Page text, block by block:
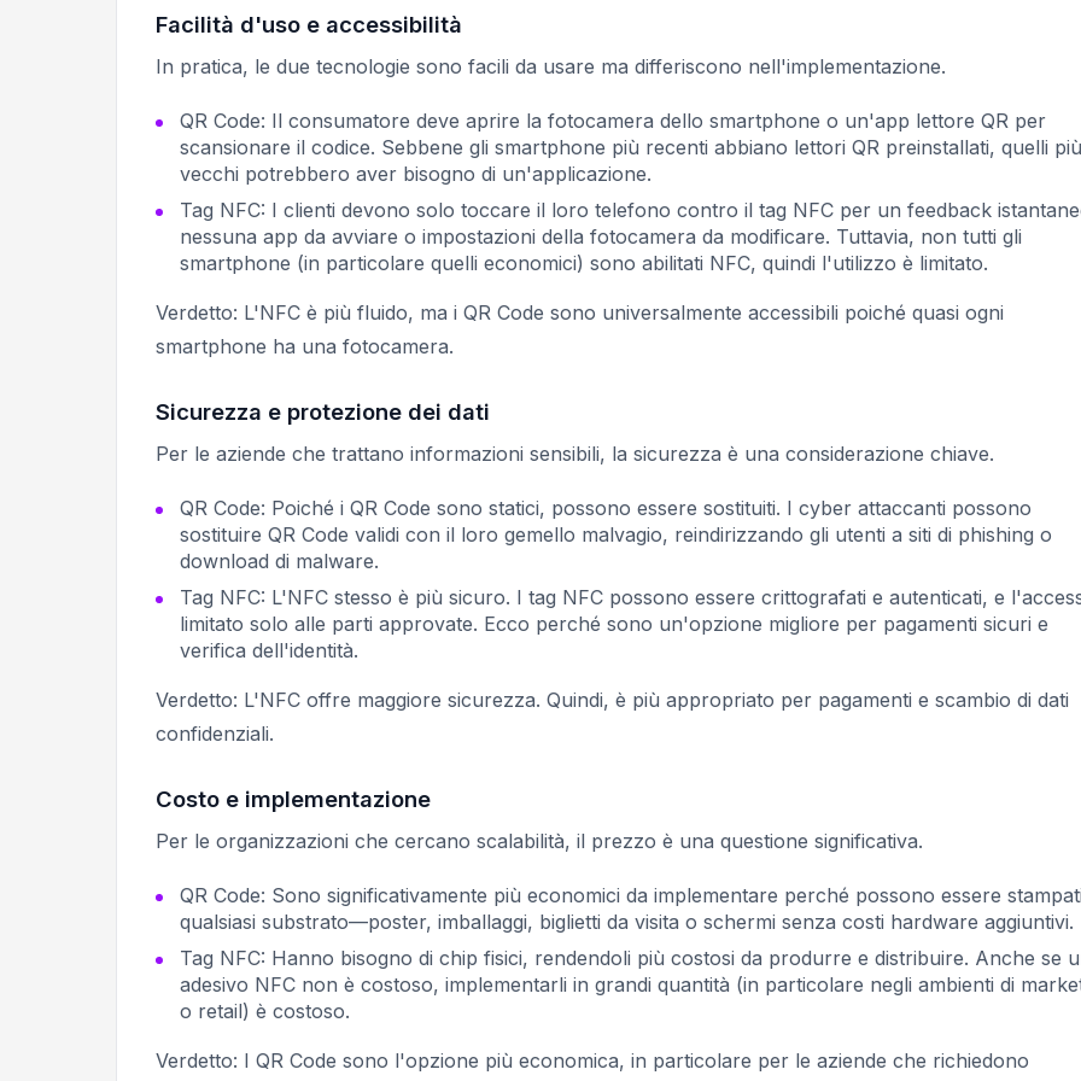
Facilità d'uso e accessibilità
In pratica, le due tecnologie sono facili da usare ma differiscono nell'implementazione.
QR Code: Il consumatore deve aprire la fotocamera dello smartphone o un'app lettore QR per
scansionare il codice. Sebbene gli smartphone più recenti abbiano lettori QR preinstallati, quelli più
vecchi potrebbero aver bisogno di un'applicazione.
Tag NFC: I clienti devono solo toccare il loro telefono contro il tag NFC per un feedback
nessuna app da avviare o impostazioni della fotocamera da modificare. Tuttavia, non tutti gli
smartphone (in particolare quelli economici) sono abilitati NFC, quindi l'utilizzo è limitato.
Verdetto: L'NFC è più fluido, ma i QR Code sono universalmente accessibili poiché quasi ogni
smartphone ha una fotocamera.
Sicurezza e protezione dei dati
Per le aziende che trattano informazioni sensibili, la sicurezza è una considerazione chiave.
QR Code: Poiché i QR Code sono statici, possono essere sostituiti. I cyber attaccanti possono
sostituire QR Code validi con il loro gemello malvagio, reindirizzando gli utenti a siti di phishing o
download di malware.
Tag NFC: L'NFC stesso è più sicuro. I tag NFC possono essere crittografati e autenticati, e
limitato solo alle parti approvate. Ecco perché sono un'opzione migliore per pagamenti sicuri e
verifica dell'identità.
Verdetto: L'NFC offre maggiore sicurezza. Quindi, è più appropriato per pagamenti e scambio di dati
confidenziali.
Costo e implementazione
Per le organizzazioni che cercano scalabilità, il prezzo è una questione significativa.
QR Code: Sono significativamente più economici da implementare perché possono essere
qualsiasi substrato—poster, imballaggi, biglietti da visita o schermi senza costi hardware aggiuntivi.
Tag NFC: Hanno bisogno di chip fisici, rendendoli più costosi da produrre e distribuire. Anche se
adesivo NFC non è costoso, implementarli in grandi quantità (in particolare negli ambienti di
o retail) è costoso.
Verdetto: I QR Code sono l'opzione più economica, in particolare per le aziende che richiedono